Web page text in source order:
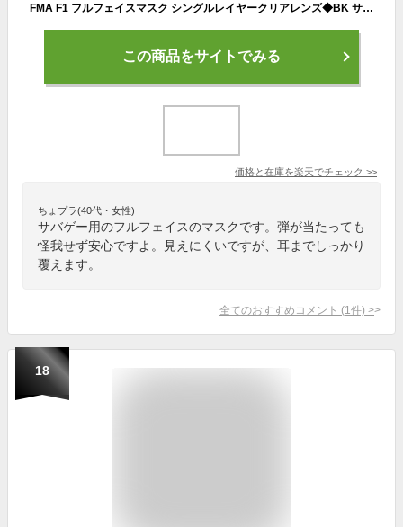
FMA F1 フルフェイスマスク シングルレイヤークリアレンズ◆BK サバイバルゲーム フェイスマスク フルタイプ プロテクター 防具 コスプレ
この商品をサイトでみる
価格と在庫を楽天でチェック >>
ちょプラ(40代・女性)
サバゲー用のフルフェイスのマスクです。弾が当たっても
怪我せず安心ですよ。見えにくいですが、耳までしっかり
覆えます。
全てのおすすめコメント (1 件) >
18